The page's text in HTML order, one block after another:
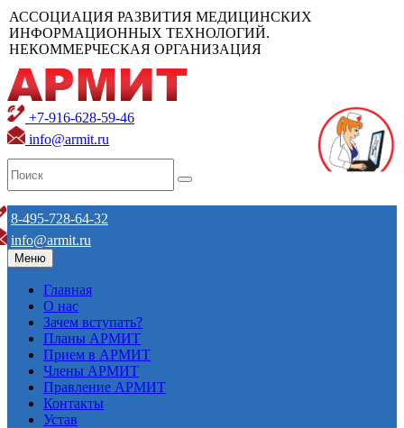
АССОЦИАЦИЯ РАЗВИТИЯ МЕДИЦИНСКИХ
ИНФОРМАЦИОННЫХ ТЕХНОЛОГИЙ.
НЕКОММЕРЧЕСКАЯ ОРГАНИЗАЦИЯ
+7-916-628-59-46
info@armit.ru
8-495-728-64-32
info@armit.ru
Меню
Главная
О нас
Зачем вступать?
Планы АРМИТ
Прием в АРМИТ
Члены АРМИТ
Правление АРМИТ
Контакты
Устав